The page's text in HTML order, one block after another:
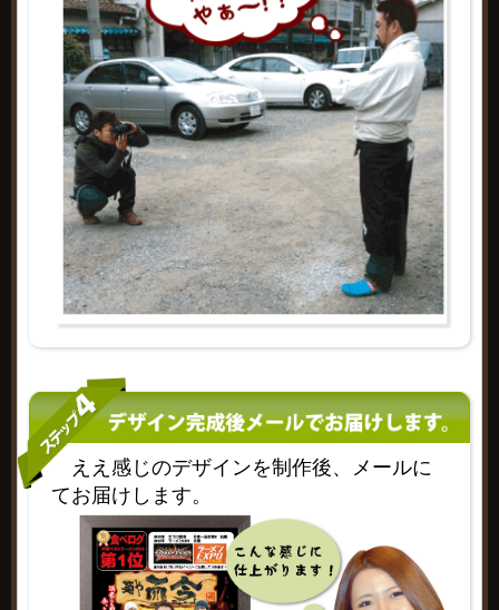
ええ感じのデザインを制作後、メールに
てお届けします。